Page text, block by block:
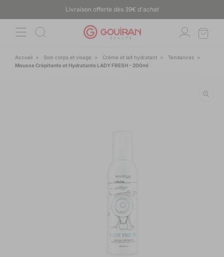
AU
CONTENU
Livraison offerte dès 39€ d'achat
Accueil > Soin corps et visage > Crème et lait hydratant > Tendances >
Mousse Crépitante et Hydratante LADY FRESH - 200ml